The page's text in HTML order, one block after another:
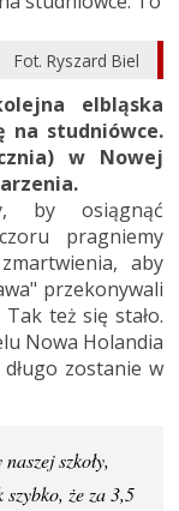
Fot. Ryszard Biel
elbląska
na studniówce.
w Nowej
by osiągnąć
pragniemy
aby
przekonywali
też się stało.
Nowa Holandia
zostanie w
szkoły,
szybko, że za 3,5